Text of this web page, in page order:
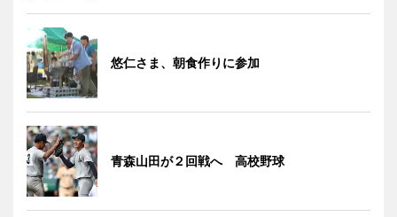
悠仁さま、朝食作りに参加
青森山田が２回戦へ 高校野球